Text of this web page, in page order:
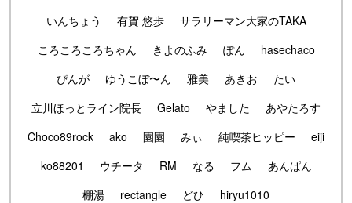
いんちょう
有賀 悠歩
サラリーマン大家のTAKA
ころころころちゃん
きよのふみ ぽん
hasechaco
ぴんが
ゆうこぼ〜ん 雅美 あきお
たい
立川ほっとライン院長
Gelato やました
あやたろす
Choco89rock
ako 園園 みぃ 純喫茶ヒッピー
eiji
ko88201
ウチータ RM なる フム
あんぱん
棚湯
rectangle どひ hiryu1010